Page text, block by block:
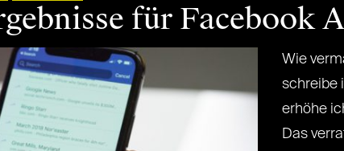
für Facebook
Wie
schreibe
erhöhe
Das